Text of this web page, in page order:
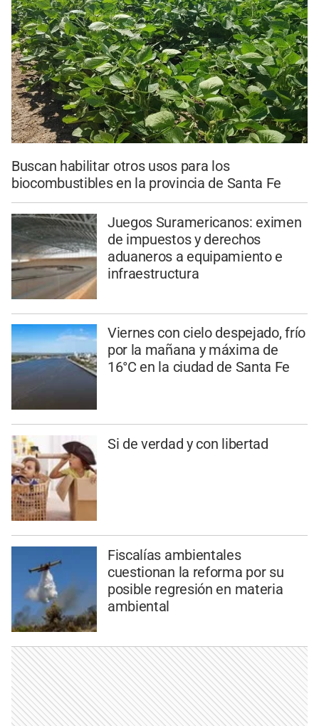
Buscan habilitar otros usos para los
biocombustibles en la provincia de Santa Fe
Juegos Suramericanos: eximen
de impuestos y derechos
aduaneros a equipamiento e
infraestructura
Viernes con cielo despejado, frío
por la mañana y máxima de
16°C en la ciudad de Santa Fe
Si de verdad y con libertad
Fiscalías ambientales
cuestionan la reforma por su
posible regresión en materia
ambiental